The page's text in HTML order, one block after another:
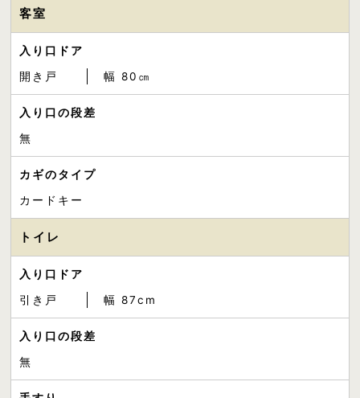
客室
入り口ドア
開き戸
幅 80㎝
入り口の段差
無
カギのタイプ
カードキー
トイレ
入り口ドア
引き戸
幅 87cm
入り口の段差
無